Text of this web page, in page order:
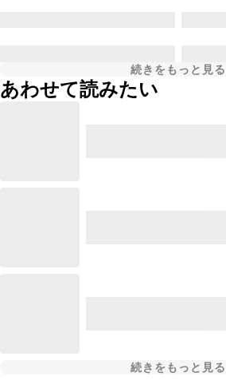
続きをもっと見る
あわせて読みたい
続きをもっと見る